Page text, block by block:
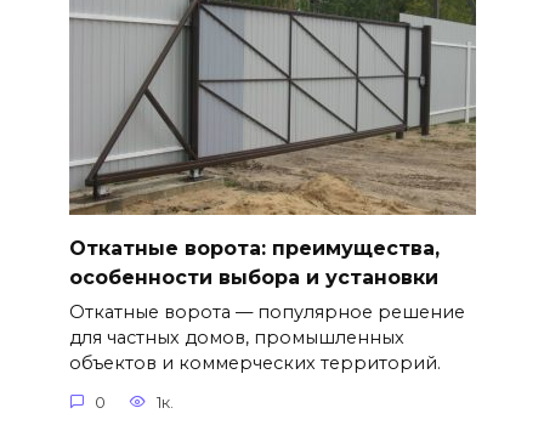
Откатные ворота: преимущества,
особенности выбора и установки
Откатные ворота — популярное решение
для частных домов, промышленных
объектов и коммерческих территорий.
0 1к.